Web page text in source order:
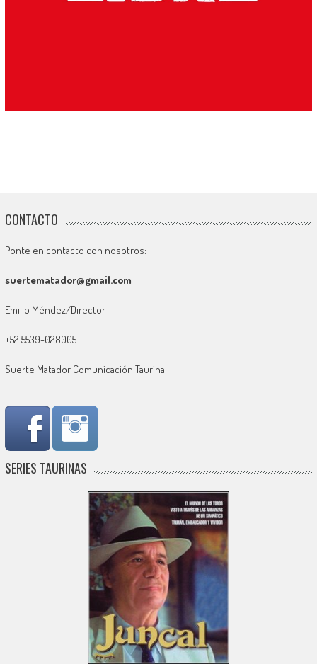
CONTACTO
Ponte en contacto con nosotros:
suertematador@gmail.com
Emilio Méndez/Director
+52 5539-028005
Suerte Matador Comunicación Taurina
SERIES TAURINAS